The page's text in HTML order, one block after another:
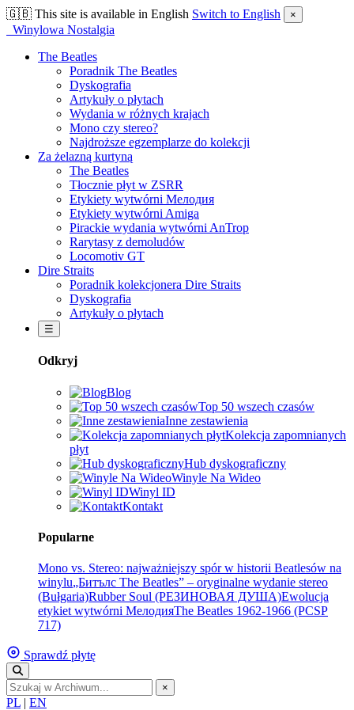
🇬🇧 This site is available in English Switch to English ×
Winylowa Nostalgia
The Beatles
Poradnik The Beatles
Dyskografia
Artykuły o płytach
Wydania w różnych krajach
Mono czy stereo?
Najdroższe egzemplarze do kolekcji
Za żelazną kurtyną
The Beatles
Tłocznie płyt w ZSRR
Etykiety wytwórni Мелодия
Etykiety wytwórni Amiga
Pirackie wydania wytwórni AnTrop
Rarytasy z demoludów
Locomotiv GT
Dire Straits
Poradnik kolekcjonera Dire Straits
Dyskografia
Artykuły o płytach
☰
Odkryj
Blog
Top 50 wszech czasów
Inne zestawienia
Kolekcja zapomnianych
płyt
Hub dyskograficzny
Winyle Na Wideo
Winyl ID
Kontakt
Popularne
Mono vs. Stereo: najważniejszy spór w historii Beatlesów na
winylu„Битълс The Beatles” – oryginalne wydanie stereo
(Bułgaria)Rubber Soul (РЕЗИНОВАЯ ДУША)Ewolucja
etykiet wytwórni МелодияThe Beatles 1962-1966 (PCSP
717)
Sprawdź płytę
×
PL | EN